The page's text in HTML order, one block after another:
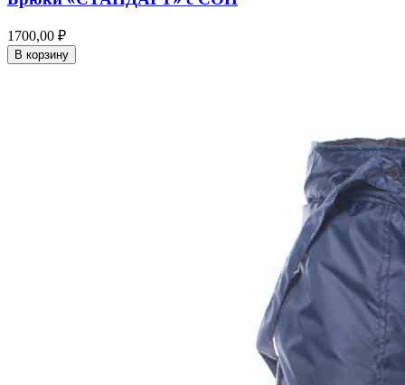
1700,00 ₽
В корзину